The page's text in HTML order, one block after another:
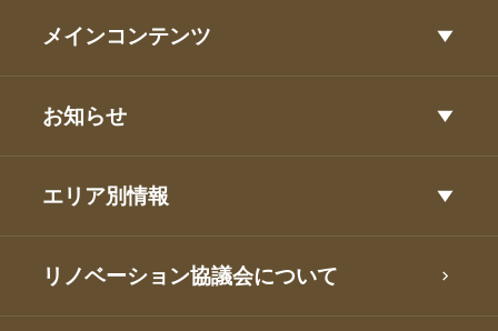
メインコンテンツ
お知らせ
エリア別情報
リノベーション協議会について